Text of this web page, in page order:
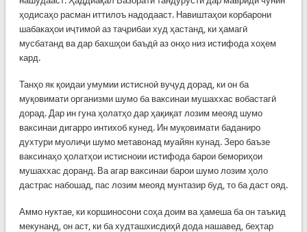
ҳодисаҳо расман иттилоъ надодааст. Навиштаҳои корбарони
шабакаҳои иҷтимоӣ аз таҷрибаи худ ҳастанд, ки ҳамагӣ
мусбатанд ва дар бахшҳои баъдӣ аз онҳо низ истифода хоҳем
кард.
Танҳо як қоидаи умумии истисноӣ вуҷуд дорад, ки он ба
муқовимати организми шумо ба ваксинаи мушаххас вобастагӣ
дорад. Дар ин гуна ҳолатҳо дар ҳақиқат лозим меояд шумо
ваксинаи дигарро интихоб кунед. Ин муқовимати баданиро
духтури муолиҷи шумо метавонад муайян кунад. Зеро баъзе
ваксинаҳо ҳолатҳои истисноии истифода барои бемориҳои
мушаххас доранд. Ва агар ваксинаи барои шумо лозим ҳоло
дастрас набошад, пас лозим меояд мунтазир буд, то ба даст ояд.
Аммо нуктае, ки коршиносони соҳа доим ва ҳамеша ба он таъкид
мекунанд, он аст, ки ба худташхисдиҳӣ дода нашавед, беҳтар